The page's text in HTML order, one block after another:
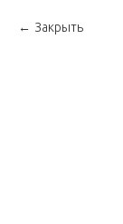
Закрыть